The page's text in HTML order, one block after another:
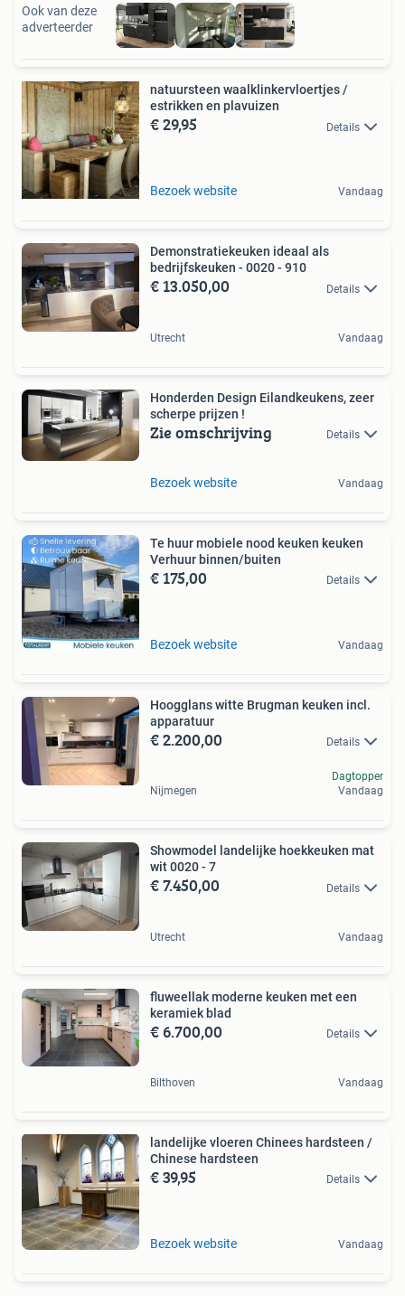
Ook van deze
adverteerder
natuursteen waalklinkervloertjes /
estrikken en plavuizen
€ 29,95 Details
Bezoek website Vandaag
Demonstratiekeuken ideaal als
bedrijfskeuken - 0020 - 910
€ 13.050,00 Details
Utrecht Vandaag
Honderden Design Eilandkeukens, zeer
scherpe prijzen !
Zie omschrijving Details
Bezoek website Vandaag
Te huur mobiele nood keuken keuken
Verhuur binnen/buiten
€ 175,00 Details
Bezoek website Vandaag
Hoogglans witte Brugman keuken incl.
apparatuur
€ 2.200,00 Details
Nijmegen
Dagtopper
Vandaag
Showmodel landelijke hoekkeuken mat
wit 0020 - 7
€ 7.450,00 Details
Utrecht Vandaag
fluweellak moderne keuken met een
keramiek blad
€ 6.700,00 Details
Bilthoven Vandaag
landelijke vloeren Chinees hardsteen /
Chinese hardsteen
€ 39,95 Details
Bezoek website Vandaag